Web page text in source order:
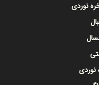
نوردی
نوردی